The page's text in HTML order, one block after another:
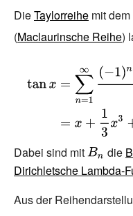
DieTaylorreihe mit
(Maclaurinsche Reihe)
{\displaystyle
{\begin{aligned}\tan
x&=\sum _{n=1}^{\infty
}{\frac {(-1)^{n-1}\cdot
\left(2^{2n}-
B_{2n}}{(2n)!}}x^{2n-
1}=\sum
Dabei sind mit
B_{n}}
die
Dirichletsche Lambda-
Aus der